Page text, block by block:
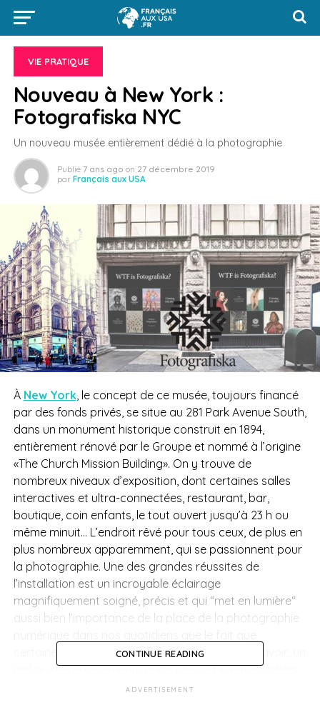
VIE PRATIQUE
Nouveau à New York :
Fotografiska NYC
Un nouveau musée entièrement dédié à la photographie
Publié 7 ans ago on 27 décembre 2019
par Français aux USA
À New York, le concept de ce musée, toujours financé
par des fonds privés, se situe au 281 Park Avenue South,
dans un monument historique construit en 1894,
entièrement rénové par le Groupe et nommé à l’origine
«The Church Mission Building». On y trouve de
nombreux niveaux d’exposition, dont certaines salles
interactives et ultra-connectées, restaurant, bar,
boutique, coin enfants, le tout ouvert jusqu’à 23 h ou
même minuit… L’endroit rêvé pour tous ceux, de plus en
plus nombreux apparemment, qui se passionnent pour
la photographie. Une des grandes réussites de
l’installation est un incroyable éclairage
magnifiquement soigné, précis et qui “met en lumière“
aussi bien l’importance de la place de la photographie
certaines oeuvres demandent aux artistes un savoir, un
oeil ou des équipements particuliers et irremplaçables.
CONTINUE READING
ADVERTISEMENT